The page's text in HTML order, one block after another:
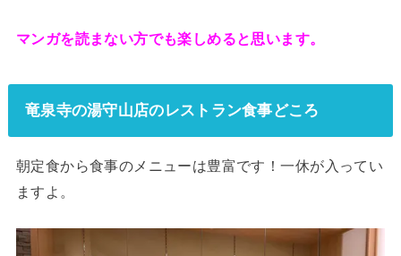
マンガを読まない方でも楽しめると思います。
竜泉寺の湯守山店のレストラン食事どころ
朝定食から食事のメニューは豊富です！一休が入ってい
ますよ。